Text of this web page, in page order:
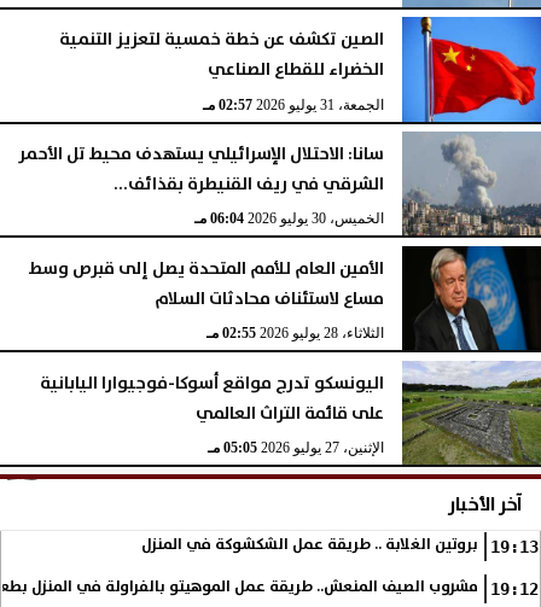
الصين تكشف عن خطة خمسية لتعزيز التنمية
الخضراء للقطاع الصناعي
الجمعة، 31 يوليو 2026 02:57 مـ
سانا: الاحتلال الإسرائيلي يستهدف محيط تل الأحمر
الشرقي في ريف القنيطرة بقذائف...
الخميس، 30 يوليو 2026 06:04 مـ
الأمين العام للأمم المتحدة يصل إلى قبرص وسط
مساع لاستئناف محادثات السلام
الثلاثاء، 28 يوليو 2026 02:55 مـ
اليونسكو تدرج مواقع أسوكا-فوجيوارا اليابانية
على قائمة التراث العالمي
الإثنين، 27 يوليو 2026 05:05 مـ
آخر الأخبار
19:13 بروتين الغلابة .. طريقة عمل الشكشوكة في المنزل
19:12 مشروب الصيف المنعش.. طريقة عمل الموهيتو بالفراولة في المنزل